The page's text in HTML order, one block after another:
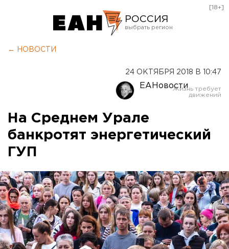
РОССИЯ
Оренбург
[18+]
← НОВОСТИ
24 ОКТЯБРЯ 2018 В 10:47
ЕАНовости
На Среднем Урале
банкротят энергетический
ГУП